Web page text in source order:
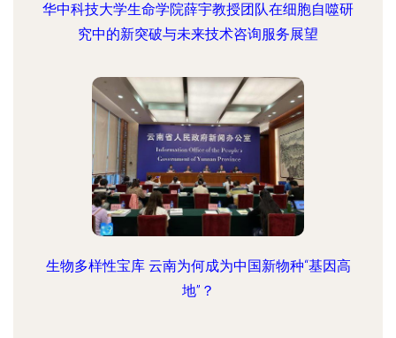
华中科技大学生命学院薛宇教授团队在细胞自噬研
究中的新突破与未来技术咨询服务展望
生物多样性宝库 云南为何成为中国新物种“基因高
地”？